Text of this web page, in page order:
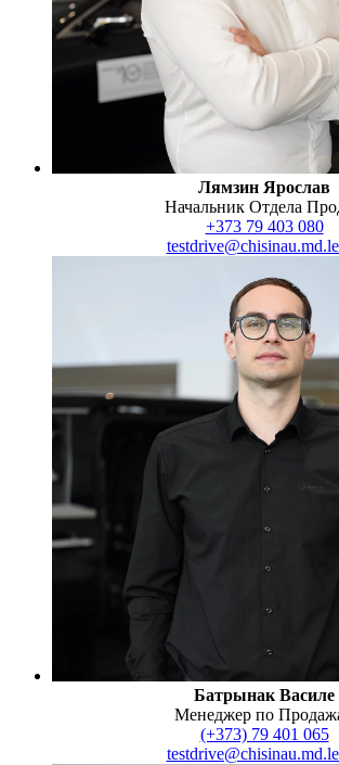
Лямзин Ярослав
Начальник Отдела
+373 79 403 080
Батрынак Василе
Менеджер по
(+373) 79 401 065